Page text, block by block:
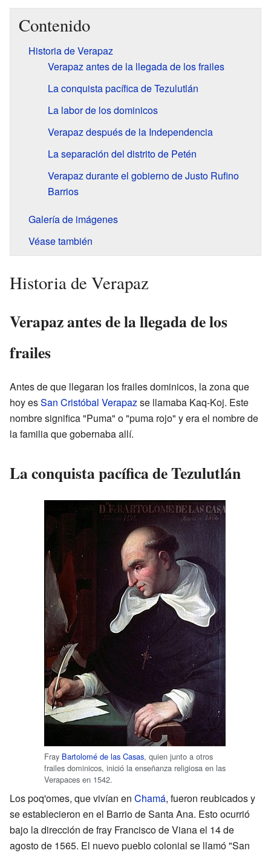
Contenido
Historia de Verapaz
Verapaz antes de la llegada de los frailes
La conquista pacífica de Tezulutlán
La labor de los dominicos
Verapaz después de la Independencia
La separación del distrito de Petén
Verapaz durante el gobierno de Justo Rufino
Barrios
Galería de imágenes
Véase también
Historia de Verapaz
Verapaz antes de la llegada de los
frailes
Antes de que llegaran los frailes dominicos, la zona que
hoy esSan Cristóbal Verapazse llamaba Kaq-Koj. Este
nombre significa "Puma" o "puma rojo" y era el nombre de
la familia que gobernaba allí.
La conquista pacífica de Tezulutlán
Fray Bartolomé de las Casas, quien junto a otros
frailes dominicos, inició la enseñanza religiosa en las
Verapaces en 1542.
Los poq'omes, que vivían en Chamá, fueron reubicados y
se establecieron en el Barrio de Santa Ana. Esto ocurrió
bajo la dirección de fray Francisco de Viana el 14 de
agosto de 1565. El nuevo pueblo colonial se llamó "San